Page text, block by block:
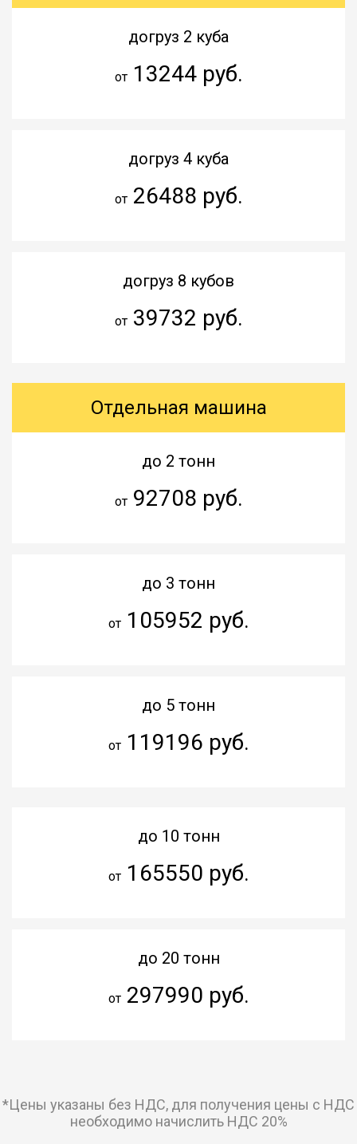
догруз 2 куба
от13244 руб.
догруз 4 куба
от26488 руб.
догруз 8 кубов
от39732 руб.
Отдельная машина
до 2 тонн
от92708 руб.
до 3 тонн
от105952 руб.
до 5 тонн
от119196 руб.
до 10 тонн
от165550 руб.
до 20 тонн
от297990 руб.
*Цены указаны без НДС, для получения цены с НДС
необходимо начислить НДС 20%